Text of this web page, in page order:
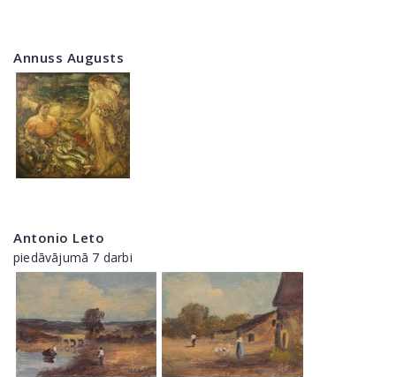
Annuss Augusts
Antonio Leto
piedāvājumā 7 darbi